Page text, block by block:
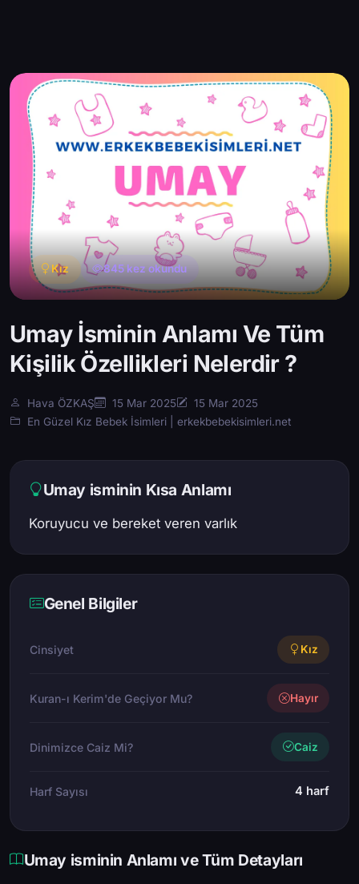
Kız 845 kez okundu
Umay İsminin Anlamı Ve Tüm
Kişilik Özellikleri Nelerdir ?
Hava ÖZKAŞ 15 Mar 2025
15 Mar 2025
En Güzel Kız Bebek İsimleri | erkekbebekisimleri.net
Umay isminin Kısa Anlamı
Koruyucu ve bereket veren varlık
Genel Bilgiler
Cinsiyet Kız
Kuran-ı Kerim'de Geçiyor Mu? Hayır
Dinimizce Caiz Mi? Caiz
Harf Sayısı 4 harf
Umay isminin Anlamı ve Tüm Detayları